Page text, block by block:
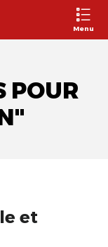
Menu
POUR
et